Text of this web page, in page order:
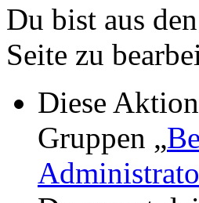
Du bist aus
Seite zu
Diese
Gruppen „